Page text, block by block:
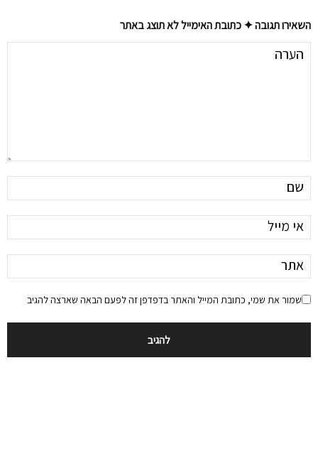
השאירו תגובה ✦ כתובת האימייל לא תוצג באתר
שמור את שמי, כתובת המייל והאתר בדפדפן זה לפעם הבאה שארצה להגיב